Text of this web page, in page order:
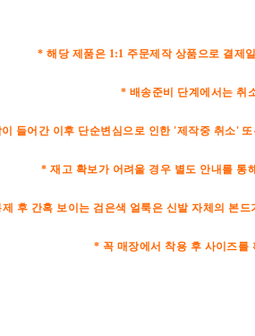
* 해당 제품은 1:1 주문제작 상품으로 결제
* 배송준비 단계에서는 취
들어간 이후 단순변심으로 인한 '제작중 취소'
* 재고 확보가 어려울 경우 별도 안내를 통
후 간혹 보이는 검은색 얼룩은 신발 자체의 본
* 꼭 매장에서 착용 후 사이즈를